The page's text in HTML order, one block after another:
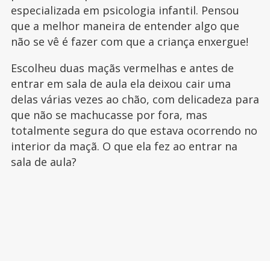
especializada em psicologia infantil. Pensou
que a melhor maneira de entender algo que
não se vê é fazer com que a criança enxergue!
Escolheu duas maçãs vermelhas e antes de
entrar em sala de aula ela deixou cair uma
delas várias vezes ao chão, com delicadeza para
que não se machucasse por fora, mas
totalmente segura do que estava ocorrendo no
interior da maçã. O que ela fez ao entrar na
sala de aula?